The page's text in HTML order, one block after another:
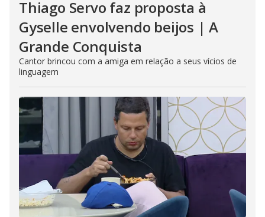
Thiago Servo faz proposta à
Gyselle envolvendo beijos | A
Grande Conquista
Cantor brincou com a amiga em relação a seus vícios de
linguagem